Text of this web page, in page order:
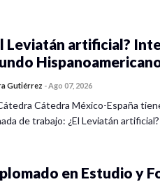
Leviatán artificial?
Gutiérrez - Ago 07, 2026
Cátedra México-España
de trabajo: ¿El Leviatán
en Estudio y